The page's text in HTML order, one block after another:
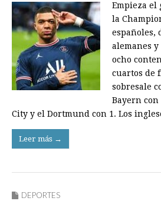
Empieza el
la
españoles,
alemanes
ocho
cuartos de
sobresale
Bayern con
City y el Dortmund con 1. Los
Leer más →
DEPORTES